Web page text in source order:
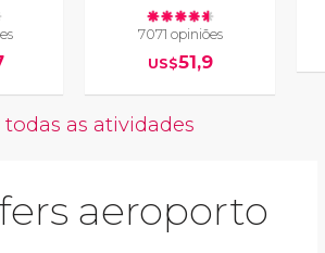
7071 opiniões
US$51,9
todas as atividades
aeroporto